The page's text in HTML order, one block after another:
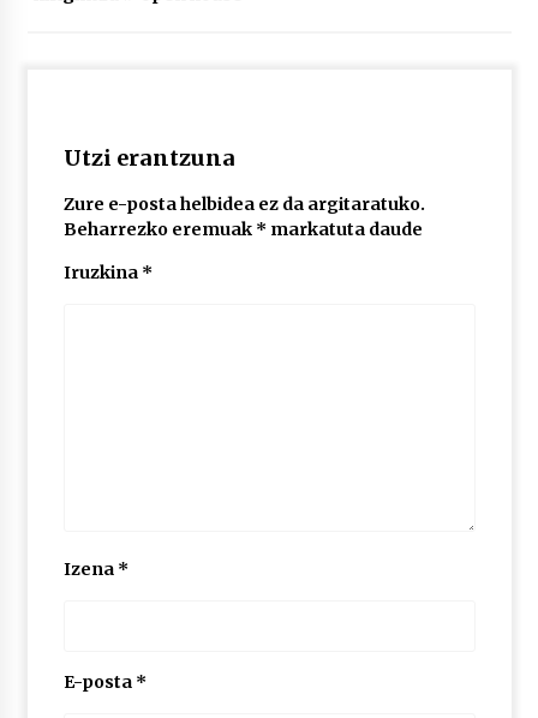
Utzi erantzuna
Zure e-posta helbidea ez da argitaratuko.
Beharrezko eremuak * markatuta daude
Iruzkina *
Izena *
E-posta *